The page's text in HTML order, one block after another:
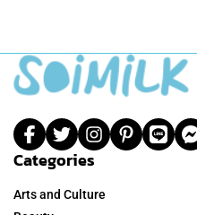
Categories
Arts and Culture